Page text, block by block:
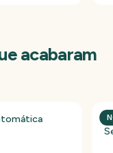
acabaram